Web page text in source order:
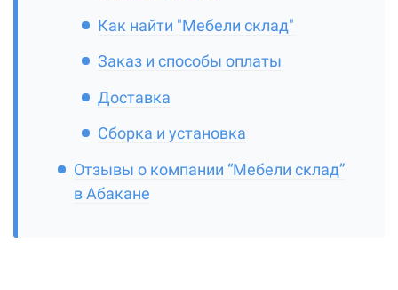
Как найти "Мебели склад"
Заказ и способы оплаты
Доставка
Сборка и установка
Отзывы о компании “Мебели склад”
в Абакане